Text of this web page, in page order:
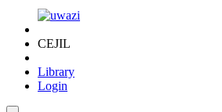
CEJIL
Library
Login